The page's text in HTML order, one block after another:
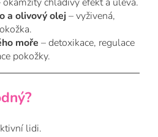
a olivový olej– vyživená,
moře – detoxikace, regulace
pokožky.
lidi.